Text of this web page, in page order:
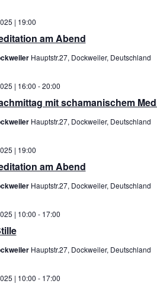
am Abend
| 19:00
Hauptstr.27, Dockweiler, Deutschland
mit schamanischem
| 16:00 -20:00
Hauptstr.27, Dockweiler, Deutschland
am Abend
| 19:00
Hauptstr.27, Dockweiler, Deutschland
| 10:00 - 17:00
Hauptstr.27, Dockweiler, Deutschland
| 10:00 - 17:00